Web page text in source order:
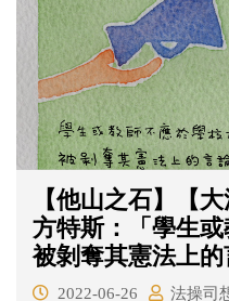
【他山之石】【
方特斯：「學生
被剝奪其憲法上的
2022-06-26 法操司